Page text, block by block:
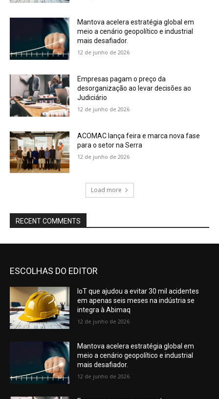
Mantova acelera estratégia global em
meio a cenário geopolítico e industrial
mais desafiador.
12 de junho de 2026
Empresas pagam o preço da
desorganização ao levar decisões ao
Judiciário
12 de junho de 2026
ACOMAC lança feira e marca nova fase
para o setor na Serra
12 de junho de 2026
Load more
RECENT COMMENTS
ESCOLHAS DO EDITOR
IoT que ajudou a evitar 30 mil acidentes
em apenas seis meses na indústria se
integra à Abimaq
12 de junho de 2026
Mantova acelera estratégia global em
meio a cenário geopolítico e industrial
mais desafiador.
12 de junho de 2026